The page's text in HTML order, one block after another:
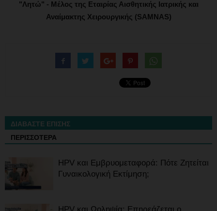
"Λητώ" - Μέλος της Εταιρίας Αισθητικής Ιατρικής και
Αναίμακτης Χειρουργικής (SAMNAS)
ΔΙΑΒΑΣΤΕ ΕΠΙΣΗΣ
ΠΕΡΙΣΣΟΤΕΡΑ
HPV και Εμβρυομεταφορά: Πότε Ζητείται
Γυναικολογική Εκτίμηση;
HPV και Ωοληψία: Επηρεάζεται ο